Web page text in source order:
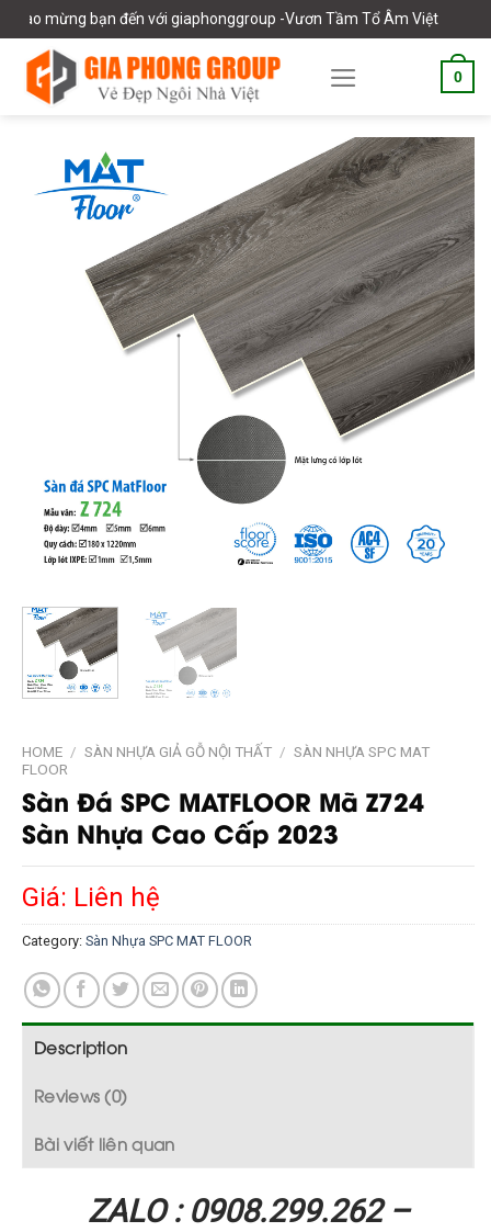
Skip
to
content
mừng bạn đến với giaphonggroup -Vươn Tầm Tổ Âm Việt
0
HOME / SÀN NHỰA GIẢ GỖ NỘI THẤT / SÀN NHỰA SPC MAT
FLOOR
Sàn Đá SPC MATFLOOR Mã Z724
Sàn Nhựa Cao Cấp 2023
Giá: Liên hệ
Category: Sàn Nhựa SPC MAT FLOOR
Description
Reviews (0)
Bài viết liên quan
ZALO : 0908.299.262 –